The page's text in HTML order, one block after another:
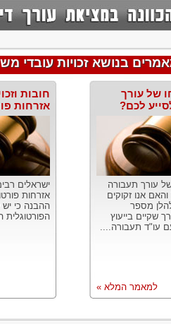
בנושא זכויות עובדי
של עורך
לכם?
עורך תעבורה
אנו זקוקים
מספר
שקיים בייעוץ
עו"ד תעבורה....
למאמר המלא »
חובות
אזרחות
ישראלים
אזרחות
ההבנה כי יש
הפורטוגלית